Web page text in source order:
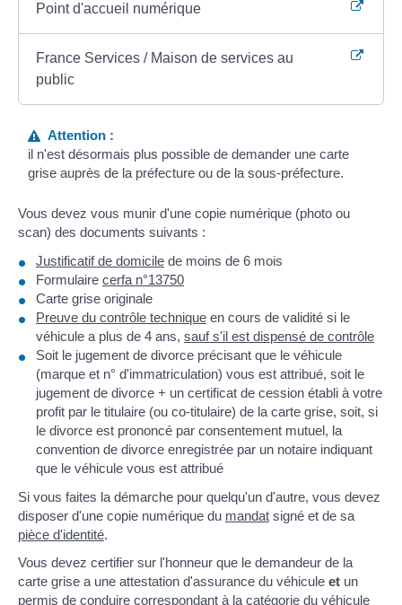
Point d'accueil numérique
France Services / Maison de services au
public
Attention :
il n'est désormais plus possible de demander une carte
grise auprès de la préfecture ou de la sous-préfecture.
Vous devez vous munir d'une copie numérique (photo ou
scan) des documents suivants :
Justificatif de domicile de moins de 6 mois
Formulaire cerfa n°13750
Carte grise originale
Preuve du contrôle technique en cours de validité si le
véhicule a plus de 4 ans, sauf s'il est dispensé de contrôle
Soit le jugement de divorce précisant que le véhicule
(marque et n° d'immatriculation) vous est attribué, soit le
jugement de divorce + un certificat de cession établi à votre
profit par le titulaire (ou co-titulaire) de la carte grise, soit, si
le divorce est prononcé par consentement mutuel, la
convention de divorce enregistrée par un notaire indiquant
que le véhicule vous est attribué
Si vous faites la démarche pour quelqu'un d'autre, vous devez
disposer d'une copie numérique du mandat signé et de sa
pièce d'identité.
Vous devez certifier sur l'honneur que le demandeur de la
carte grise a une attestation d'assurance du véhicule et un
permis de conduire correspondant à la catégorie du véhicule